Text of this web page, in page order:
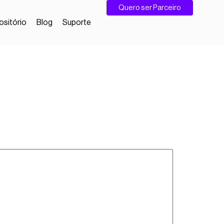
Blog Suporte
Quero ser Parceiro